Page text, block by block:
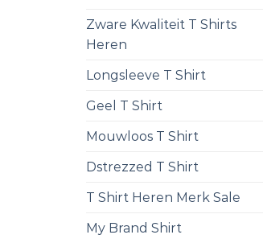
Zware Kwaliteit T Shirts
Heren
Longsleeve T Shirt
Geel T Shirt
Mouwloos T Shirt
Dstrezzed T Shirt
T Shirt Heren Merk Sale
My Brand Shirt